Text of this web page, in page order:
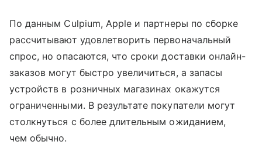
По данным Culpium, Apple и партнеры по сборке
рассчитывают удовлетворить первоначальный
спрос, но опасаются, что сроки доставки онлайн-
заказов могут быстро увеличиться, а запасы
устройств в розничных магазинах окажутся
ограниченными. В результате покупатели могут
столкнуться с более длительным ожиданием,
чем обычно.